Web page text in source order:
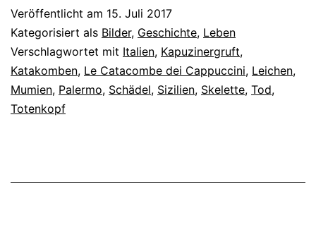
Veröffentlicht am 15. Juli 2017
Kategorisiert als Bilder, Geschichte, Leben
Verschlagwortet mit Italien, Kapuzinergruft,
Katakomben, Le Catacombe dei Cappuccini, Leichen,
Mumien, Palermo, Schädel, Sizilien, Skelette, Tod,
Totenkopf